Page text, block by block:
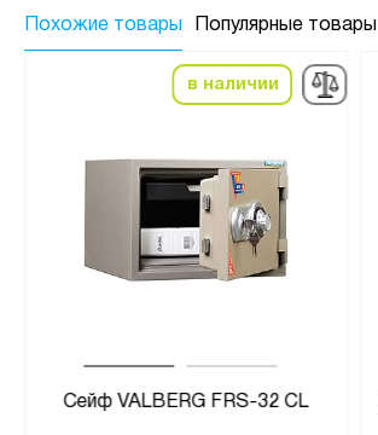
Похожие товары Популярные товары
в наличии
Сейф VALBERG FRS-32 CL